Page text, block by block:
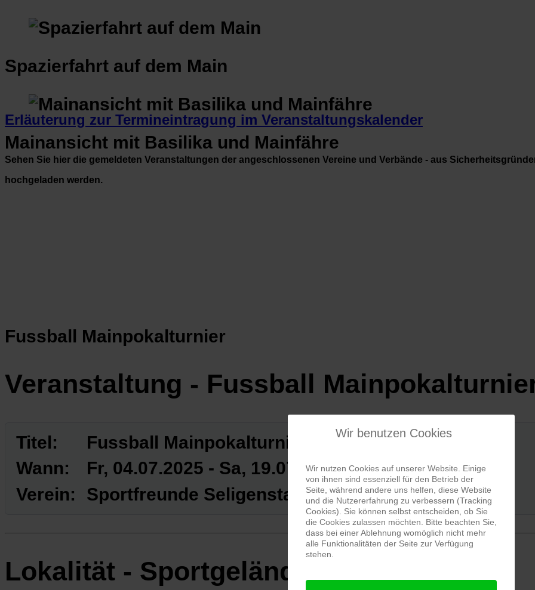
Spazierfahrt auf dem Main
Mainansicht mit Basilika und Mainfähre
Erläuterung zur Termineintragung im Veranstaltungskalender
Sehen Sie hier die gemeldeten Veranstaltungen der angeschlossenen Vereine und Verbände - aus
hochgeladen werden.
Fussball Mainpokalturnier
Veranstaltung - Fussball
Titel:
Fussball Mainpokalturnier
Wann:
Fr, 04.07.2025 - Sa, 19.07.2025
Verein:
Sportfreunde Seligenstadt
Lokalität - Sportgelände Sportfreunde
Wir benutzen Cookies
Wir nutzen Cookies auf unserer Website. Einige
von ihnen sind essenziell für den Betrieb der
Seite, während andere uns helfen, diese Website
und die Nutzererfahrung zu verbessern (Tracking
Cookies). Sie können selbst entscheiden, ob Sie
die Cookies zulassen möchten. Bitte beachten Sie,
dass bei einer Ablehnung womöglich nicht mehr
alle Funktionalitäten der Seite zur Verfügung
stehen.